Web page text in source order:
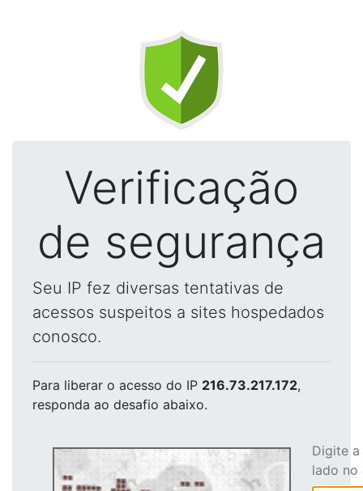
Verificação
de segurança
Seu IP fez diversas tentativas de
acessos suspeitos a sites hospedados
conosco.
Para liberar o acesso do IP 216.73.217.172,
responda ao desafio abaixo.
Digite
lado no